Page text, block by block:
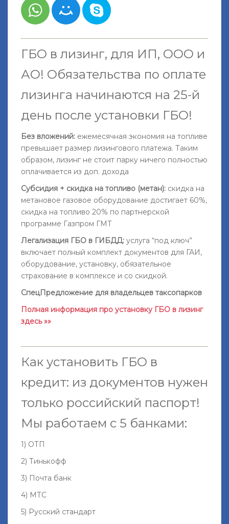
ГБО в лизинг, для ИП, ООО и
АО! Обязательства по оплате
лизинга начинаются на 25-й
день после установки ГБО!
Без вложений: ежемесячная экономия на топливе
превышает размер лизингового платежа. Таким
образом, лизинг не стоит парку ничего полностью
оплачивается из доп. дохода
Субсидия + скидка на топливо (метан): скидка на
метановое газовое оборудование достигает 60%,
скидка на топливо 20% по партнерской
программе Газпром ГМТ
Легализация ГБО в ГИБДД: услуга “под ключ”
включает полный комплект документов для ГАИ,
оборудование, установку, обязательное
страхование в комплексе и со скидкой.
СпецПредложение для владельцев таксопарков
Полная информация про установку ГБО в лизинг
здесь »»
Как установить ГБО в
кредит: из документов нужен
только российский паспорт!
Мы работаем с 5 банками:
1) ОТП
2) Тинькофф
3) Почта банк
4) МТС
5) Русский стандарт